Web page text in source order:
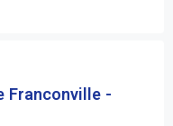
Franconville -